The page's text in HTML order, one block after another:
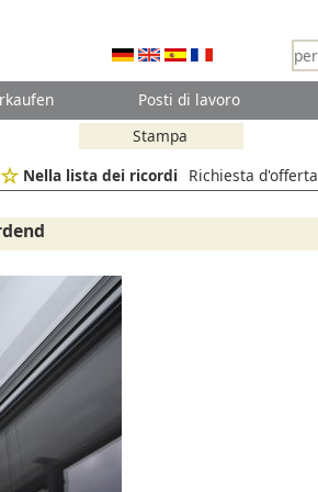
Posti di lavoro
Stampa
Richiesta d'offerta
Nella lista dei ricordi